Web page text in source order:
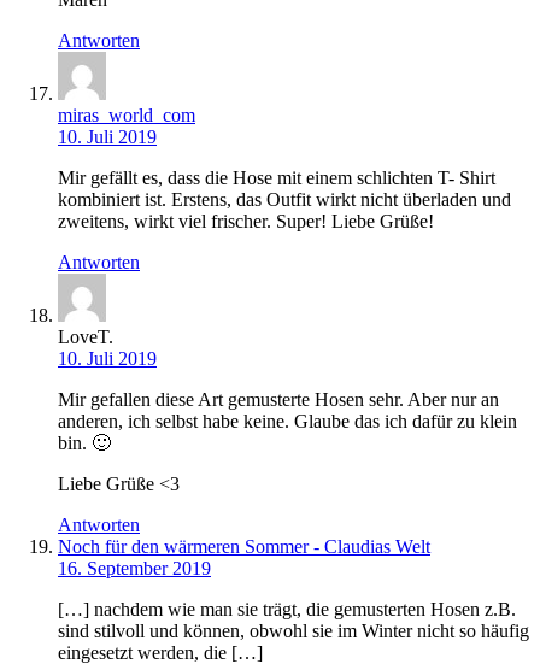
Antworten
miras_world_com
10. Juli 2019
Mir gefällt es, dass die Hose mit einem schlichten T- Shirt
kombiniert ist. Erstens, das Outfit wirkt nicht überladen und
zweitens, wirkt viel frischer. Super! Liebe Grüße!
Antworten
LoveT.
10. Juli 2019
Mir gefallen diese Art gemusterte Hosen sehr. Aber nur an
anderen, ich selbst habe keine. Glaube das ich dafür zu klein
bin. 🙂
Liebe Grüße <3
Antworten
Noch für den wärmeren Sommer - Claudias Welt
16. September 2019
[…] nachdem wie man sie trägt, die gemusterten Hosen z.B.
sind stilvoll und können, obwohl sie im Winter nicht so häufig
eingesetzt werden, die […]